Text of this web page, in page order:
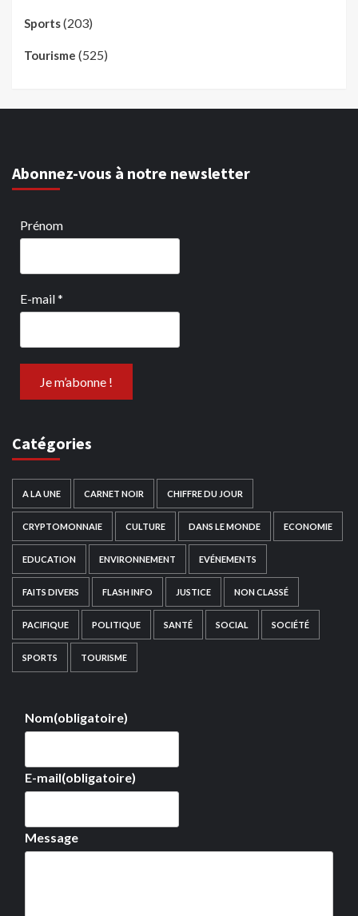
Sports(203)
Tourisme (525)
Abonnez-vous à notre newsletter
Prénom
E-mail*
Catégories
A LA UNE CARNET NOIR CHIFFRE DU JOUR
CRYPTOMONNAIE CULTURE DANS LE MONDE ECONOMIE
EDUCATION ENVIRONNEMENT EVÉNEMENTS
FAITS DIVERS FLASH INFO JUSTICE NON CLASSÉ
PACIFIQUE POLITIQUE SANTÉ SOCIAL SOCIÉTÉ
SPORTS TOURISME
Nom(obligatoire)
E-mail(obligatoire)
Message